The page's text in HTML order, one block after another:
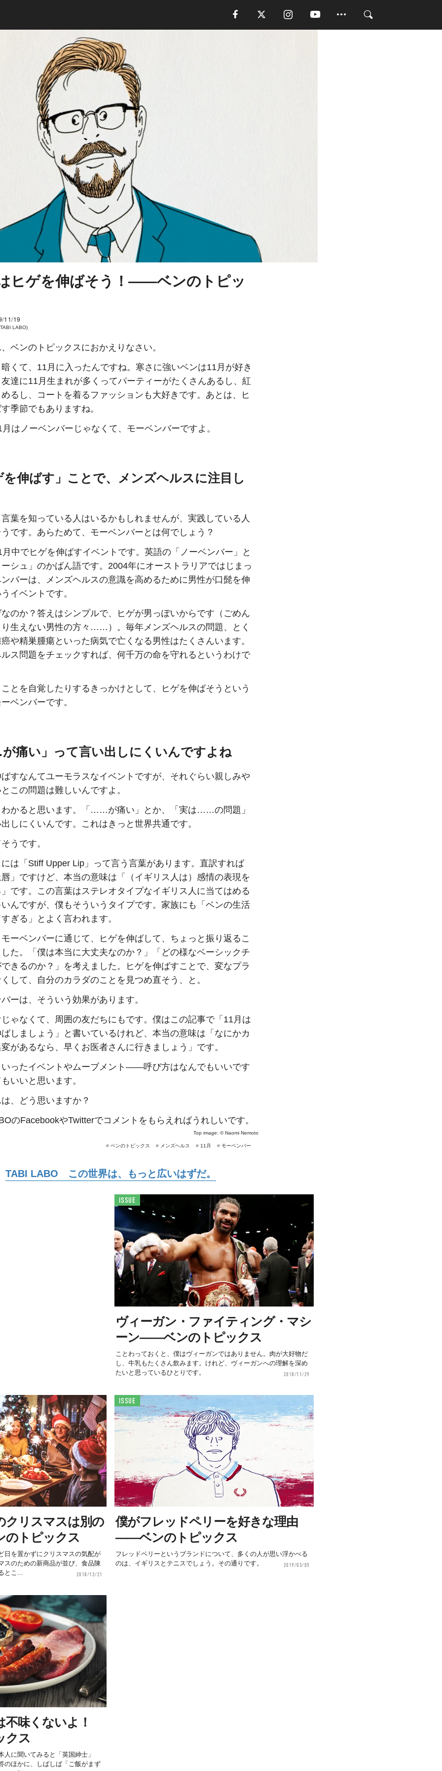
ヒゲを伸ばそう！――ベンのトピッ
11/19
LABO)
ベンのトピックスにおかえりなさい。
くて、11月に入ったんですね。寒さに強いベンは11月が好き
達に11月生まれが多くってパーティーがたくさんあるし、紅
るし、コートを着るファッションも大好きです。あとは、ヒ
季節でもありますね。
はノーベンバーじゃなくて、モーベンバーですよ。
を伸ばす」ことで、メンズヘルスに注目し
葉を知っている人はいるかもしれませんが、実践している人
です。あらためて、モーベンバーとは何でしょう？
中でヒゲを伸ばすイベントです。英語の「ノーベンバー」と
シュ」のかばん語です。2004年にオーストラリアではじまっ
バーは、メンズヘルスの意識を高めるために男性が口髭を伸
イベントです。
のか？答えはシンプルで、ヒゲが男っぽいからです（ごめん
生えない男性の方々……）。毎年メンズヘルスの問題、とく
や精巣腫瘍といった病気で亡くなる男性はたくさんいます。
ス問題をチェックすれば、何千万の命を守れるというわけで
とを自覚したりするきっかけとして、ヒゲを伸ばそうという
ベンバーです。
痛い」って言い出しにくいんですよね
すなんてユーモラスなイベントですが、それぐらい親しみや
この問題は難しいんですよ。
わかると思います。「……が痛い」とか、「実は……の問題」
しにくいんです。これはきっと世界共通です。
うです。
は「Stiff Upper Lip」って言う言葉があります。直訳すれば
」ですけど、本当の意味は「（イギリス人は）感情の表現を
です。この言葉はステレオタイプなイギリス人に当てはめる
んですが、僕もそういうタイプです。家族にも「ベンの生活
ぎる」とよく言われます。
ーベンバーに通じて、ヒゲを伸ばして、ちょっと振り返るこ
た。「僕は本当に大丈夫なのか？」「どの様なベーシックチ
きるのか？」を考えました。ヒゲを伸ばすことで、変なプラ
して、自分のカラダのことを見つめ直そう、と。
ーは、そういう効果があります。
ゃなくて、周囲の友だちにもです。僕はこの記事で「11月は
しましょう」と書いているけれど、本当の意味は「なにかカ
があるなら、早くお医者さんに行きましょう」です。
いったイベントやムーブメント――呼び方はなんでもいいです
いいと思います。
、どう思いますか？
のFacebookやTwitterでコメントをもらえればうれしいです。
Top image: © Naomi Nemoto
# モーベンバー
# 11月
# メンズヘルス
# ベンのトピックス
TABI LABO この世界は、もっと広いはずだ。
ISSUE
ヴィーガン・ファイティング・マシ
ーン――ベンのトピックス
ことわっておくと、僕はヴィーガンではありません。肉が大好物だ
し、牛乳もたくさん飲みます。けれど、ヴィーガンへの理解を深め
たいと思っているひとりです。
2018/11/29
クリスマスは別の
トピックス
日を置かずにクリスマスの気配が
スのための新商品が並び、食品陳
とこ...
2018/12/21
ISSUE
僕がフレッドペリーを好きな理由
――ベンのトピックス
フレッドペリーというブランドについて、多くの人が思い浮かべる
のは、イギリスとテニスでしょう。その通りです。
2019/03/05
味くないよ！
クス
に聞いてみると「英国紳士」
のほかに、しばしば「ご飯がまず